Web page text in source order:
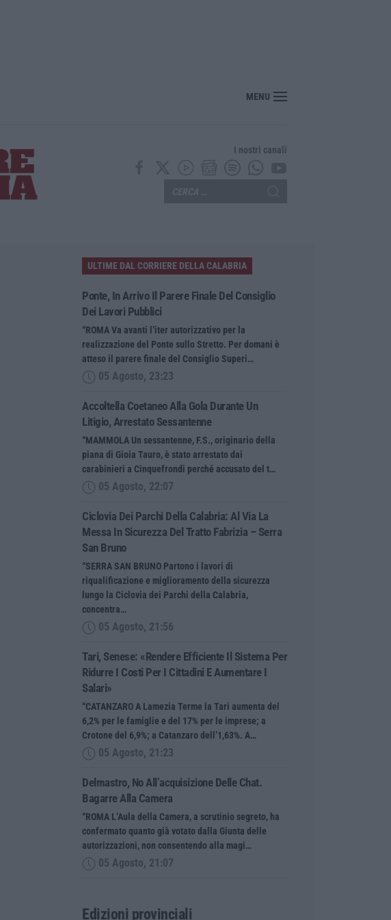
MENU
I nostri canali
ULTIME DAL CORRIERE DELLA CALABRIA
Ponte, In Arrivo Il Parere Finale Del Consiglio
Dei Lavori Pubblici
“ROMA Va avanti l’iter autorizzativo per la
realizzazione del Ponte sullo Stretto. Per domani è
atteso il parere finale del Consiglio Superi…
05 Agosto, 23:23
Accoltella Coetaneo Alla Gola Durante Un
Litigio, Arrestato Sessantenne
“MAMMOLA Un sessantenne, F.S., originario della
piana di Gioia Tauro, è stato arrestato dai
carabinieri a Cinquefrondi perché accusato del t…
05 Agosto, 22:07
Ciclovia Dei Parchi Della Calabria: Al Via La
Messa In Sicurezza Del Tratto Fabrizia – Serra
San Bruno
“SERRA SAN BRUNO Partono i lavori di
riqualificazione e miglioramento della sicurezza
lungo la Ciclovia dei Parchi della Calabria,
concentra…
05 Agosto, 21:56
Tari, Senese: «Rendere Efficiente Il Sistema Per
Ridurre I Costi Per I Cittadini E Aumentare I
Salari»
“CATANZARO A Lamezia Terme la Tari aumenta del
6,2% per le famiglie e del 17% per le imprese; a
Crotone del 6,9%; a Catanzaro dell’1,63%. A…
05 Agosto, 21:23
Delmastro, No All’acquisizione Delle Chat.
Bagarre Alla Camera
“ROMA L’Aula della Camera, a scrutinio segreto, ha
confermato quanto già votato dalla Giunta delle
autorizzazioni, non consentendo alla magi…
05 Agosto, 21:07
Edizioni provinciali